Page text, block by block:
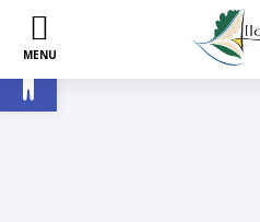
Ouvrir la barre